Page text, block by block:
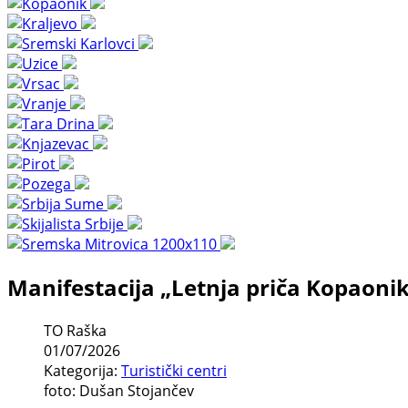
Manifestacija „Letnja priča
TO Raška
01/07/2026
Kategorija: Turistički centri
foto: Dušan Stojančev